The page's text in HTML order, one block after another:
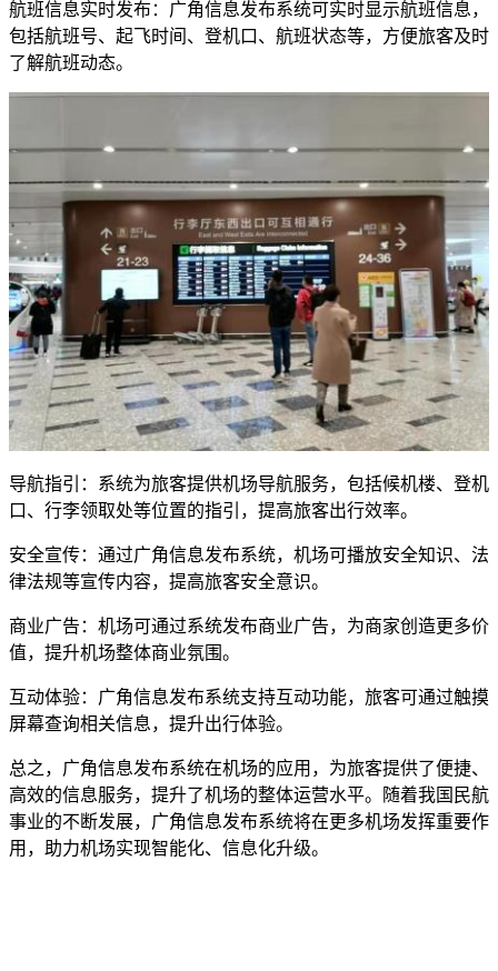
航班信息实时发布：广角信息发布系统可实时显示航班信息，
包括航班号、起飞时间、登机口、航班状态等，方便旅客及时
了解航班动态。
导航指引：系统为旅客提供机场导航服务，包括候机楼、登机
口、行李领取处等位置的指引，提高旅客出行效率。
安全宣传：通过广角信息发布系统，机场可播放安全知识、法
律法规等宣传内容，提高旅客安全意识。
商业广告：机场可通过系统发布商业广告，为商家创造更多价
值，提升机场整体商业氛围。
互动体验：广角信息发布系统支持互动功能，旅客可通过触摸
屏幕查询相关信息，提升出行体验。
总之，广角信息发布系统在机场的应用，为旅客提供了便捷、
高效的信息服务，提升了机场的整体运营水平。随着我国民航
事业的不断发展，广角信息发布系统将在更多机场发挥重要作
用，助力机场实现智能化、信息化升级。